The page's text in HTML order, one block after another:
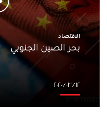
الاقتصاد
بحر الصين الجنوبي
١٢‏/٠٣‏/٢٠٢٠